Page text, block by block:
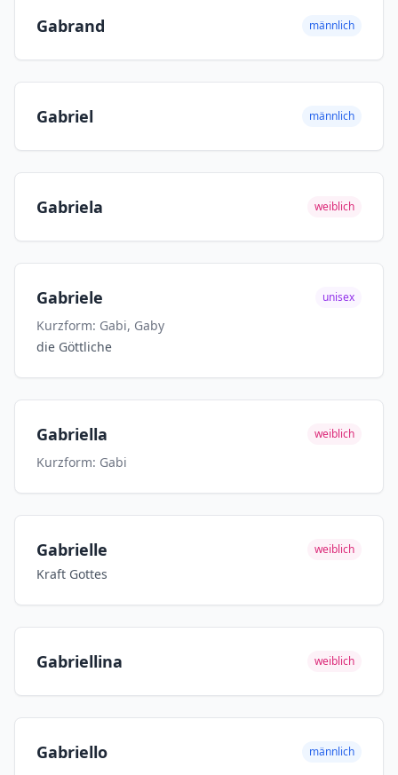
Gabrand männlich
Gabriel männlich
Gabriela weiblich
Gabriele unisex
Kurzform: Gabi, Gaby
die Göttliche
Gabriella weiblich
Kurzform: Gabi
Gabrielle weiblich
Kraft Gottes
Gabriellina weiblich
Gabriello männlich